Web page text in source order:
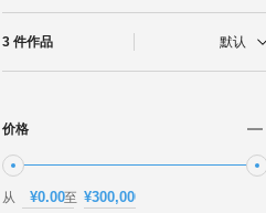
3 件作品 默认
价格
从 至